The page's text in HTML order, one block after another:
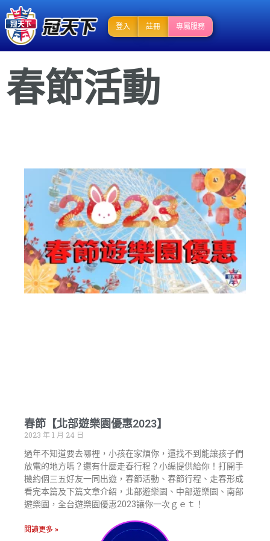
登入 註冊 專屬服務
春節活動
春節【北部遊樂園優惠2023】
2023 年 1 月 24 日
過年不知道要去哪裡，小孩在家煩你，還找不到能讓孩子們
放電的地方嗎？還有什麼走春行程？小編提供給你！打開手
機約個三五好友一同出遊，春節活動、春節行程、走春形成
看完本篇及下篇文章介紹，北部遊樂園、中部遊樂園、南部
遊樂園，全台遊樂園優惠2023讓你一次ｇｅｔ！
閱讀更多 »